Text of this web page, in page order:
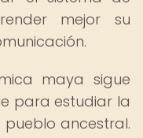
mejor su
maya sigue
para estudiar la
ancestral.